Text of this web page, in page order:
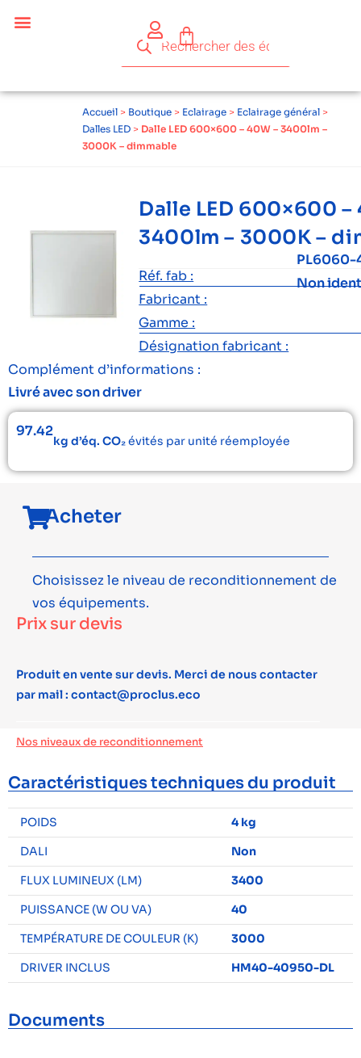
Accueil > Boutique > Eclairage > Eclairage général >
Dalles LED > Dalle LED 600×600 – 40W – 3400lm –
3000K – dimmable
Dalle LED 600×600 –
3400lm – 3000K –
Réf. fab :
PL6060-
Fabricant :
Non
Gamme :
Désignation fabricant :
Complément d’informations :
Livré avec son driver
97.42
kg d’éq. CO₂évités par unité réemployée
Acheter
Choisissez le niveau de reconditionnement de
vos équipements.
Prix sur devis
Produit en vente sur devis. Merci de nous contacter
par mail : contact@proclus.eco
Nos niveaux de reconditionnement
Caractéristiques techniques du produit
POIDS
4 kg
DALI
Non
FLUX LUMINEUX (LM)
3400
PUISSANCE (W OU VA)
40
TEMPÉRATURE DE COULEUR (K)
3000
DRIVER INCLUS
HM40-40950-DL
Documents